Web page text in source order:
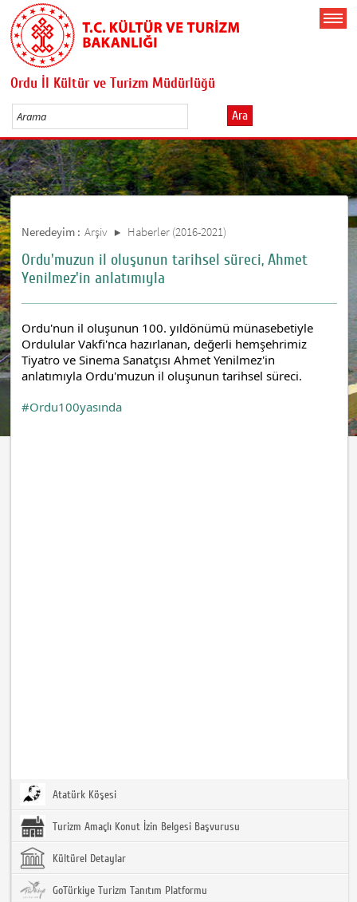
Ordu İl Kültür ve Turizm Müdürlüğü
Ara
Neredeyim : Arşiv Haberler (2016-2021)
Ordu'muzun il oluşunun tarihsel süreci, Ahmet
Yenilmez'in anlatımıyla
Ordu'nun il oluşunun 100. yıldönümü münasebetiyle
Ordulular Vakfi'nca hazırlanan, değerli hemşehrimiz
Tiyatro ve Sinema Sanatçısı Ahmet Yenilmez'in
anlatımıyla Ordu'muzun il oluşunun tarihsel süreci.
#Ordu100yasında
Atatürk Köşesi
Turizm Amaçlı Konut İzin Belgesi Başvurusu
Kültürel Detaylar
GoTürkiye Turizm Tanıtım Platformu